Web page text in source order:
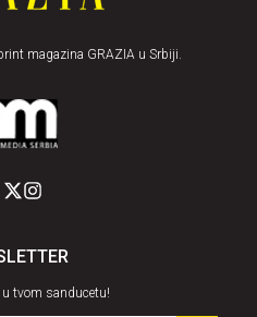
magazina GRAZIA u Srbiji.
tvom sanducetu!